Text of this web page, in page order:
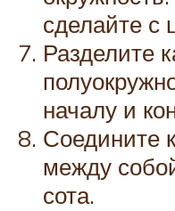
сделайте с
Разделите
началу и
Соедините
между
сота.